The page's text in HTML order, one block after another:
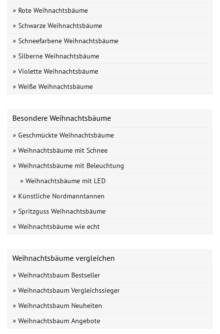
» Rote Weihnachtsbäume
» Schwarze Weihnachtsbäume
» Schneefarbene Weihnachtsbäume
» Silberne Weihnachtsbäume
» Violette Weihnachtsbäume
» Weiße Weihnachtsbäume
Besondere Weihnachtsbäume
» Geschmückte Weihnachtsbäume
» Weihnachtsbäume mit Schnee
» Weihnachtsbäume mit Beleuchtung
» Weihnachtsbäume mit LED
» Künstliche Nordmanntannen
» Spritzguss Weihnachtsbäume
» Weihnachtsbäume wie echt
Weihnachtsbäume vergleichen
» Weihnachtsbaum Bestseller
» Weihnachtsbaum Vergleichssieger
» Weihnachtsbaum Neuheiten
» Weihnachtsbaum Angebote